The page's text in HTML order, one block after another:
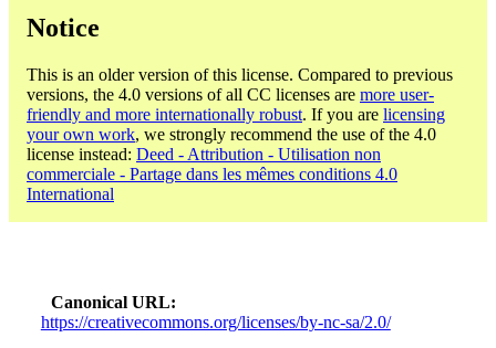
Notice
This is an older version of this license. Compared to previous
versions, the 4.0 versions of all CC licenses are more user-
friendly and more internationally robust. If you are licensing
your own work, we strongly recommend the use of the 4.0
license instead: Deed - Attribution - Utilisation non
commerciale - Partage dans les mêmes conditions 4.0
International
Canonical URL
https://creativecommons.org/licenses/by-nc-sa/2.0/